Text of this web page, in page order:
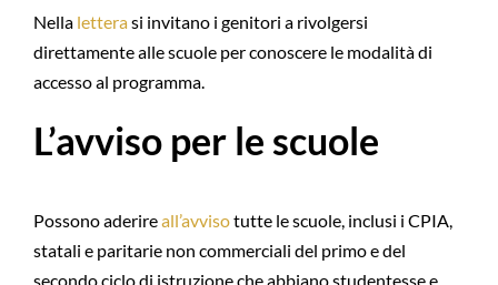
Nellaletterasi invitano i genitori a rivolgersi
direttamente alle scuole per conoscere le modalità di
accesso al programma.
L’avviso per le scuole
Possono aderireall’avvisotutte le scuole, inclusi i CPIA,
statali e paritarie non commerciali del primo e del
secondo ciclo di istruzione che abbiano studentesse e